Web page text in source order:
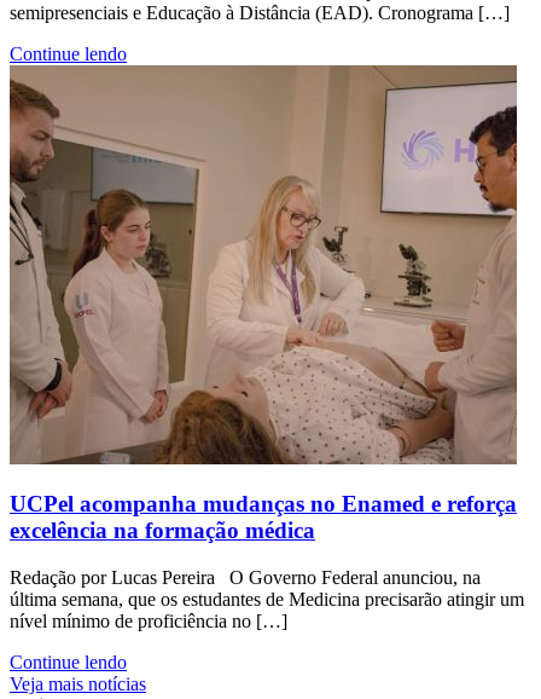
semipresenciais e Educação à Distância (EAD). Cronograma […]
Continue lendo
UCPel acompanha mudanças no Enamed e reforça
excelência na formação médica
Redação por Lucas Pereira O Governo Federal anunciou, na
última semana, que os estudantes de Medicina precisarão atingir um
nível mínimo de proficiência no […]
Continue lendo
Veja mais notícias